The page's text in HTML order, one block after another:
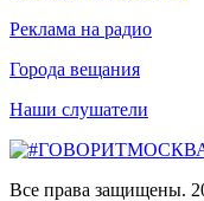
Реклама на радио
Города вещания
Наши слушатели
Все права защищены.